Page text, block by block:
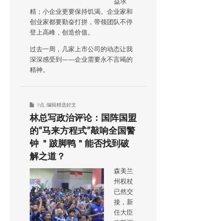
精；小企业更要保持饥渴。企业家和
创业家都要勤奋打拼，带领团队不停
登上高峰，创造价值。
过去一周，几家上市公司的动态让我
深深感受到——企业需要永不言竭的
精神。
9点 编辑精选好文
林总写政治评论：国阵国盟
的“马来方程式”敲响全国警
钟 ＂跛脚鸭＂能否找到破
解之道？
森美兰
州权杖
已然交
接，新
任大臣